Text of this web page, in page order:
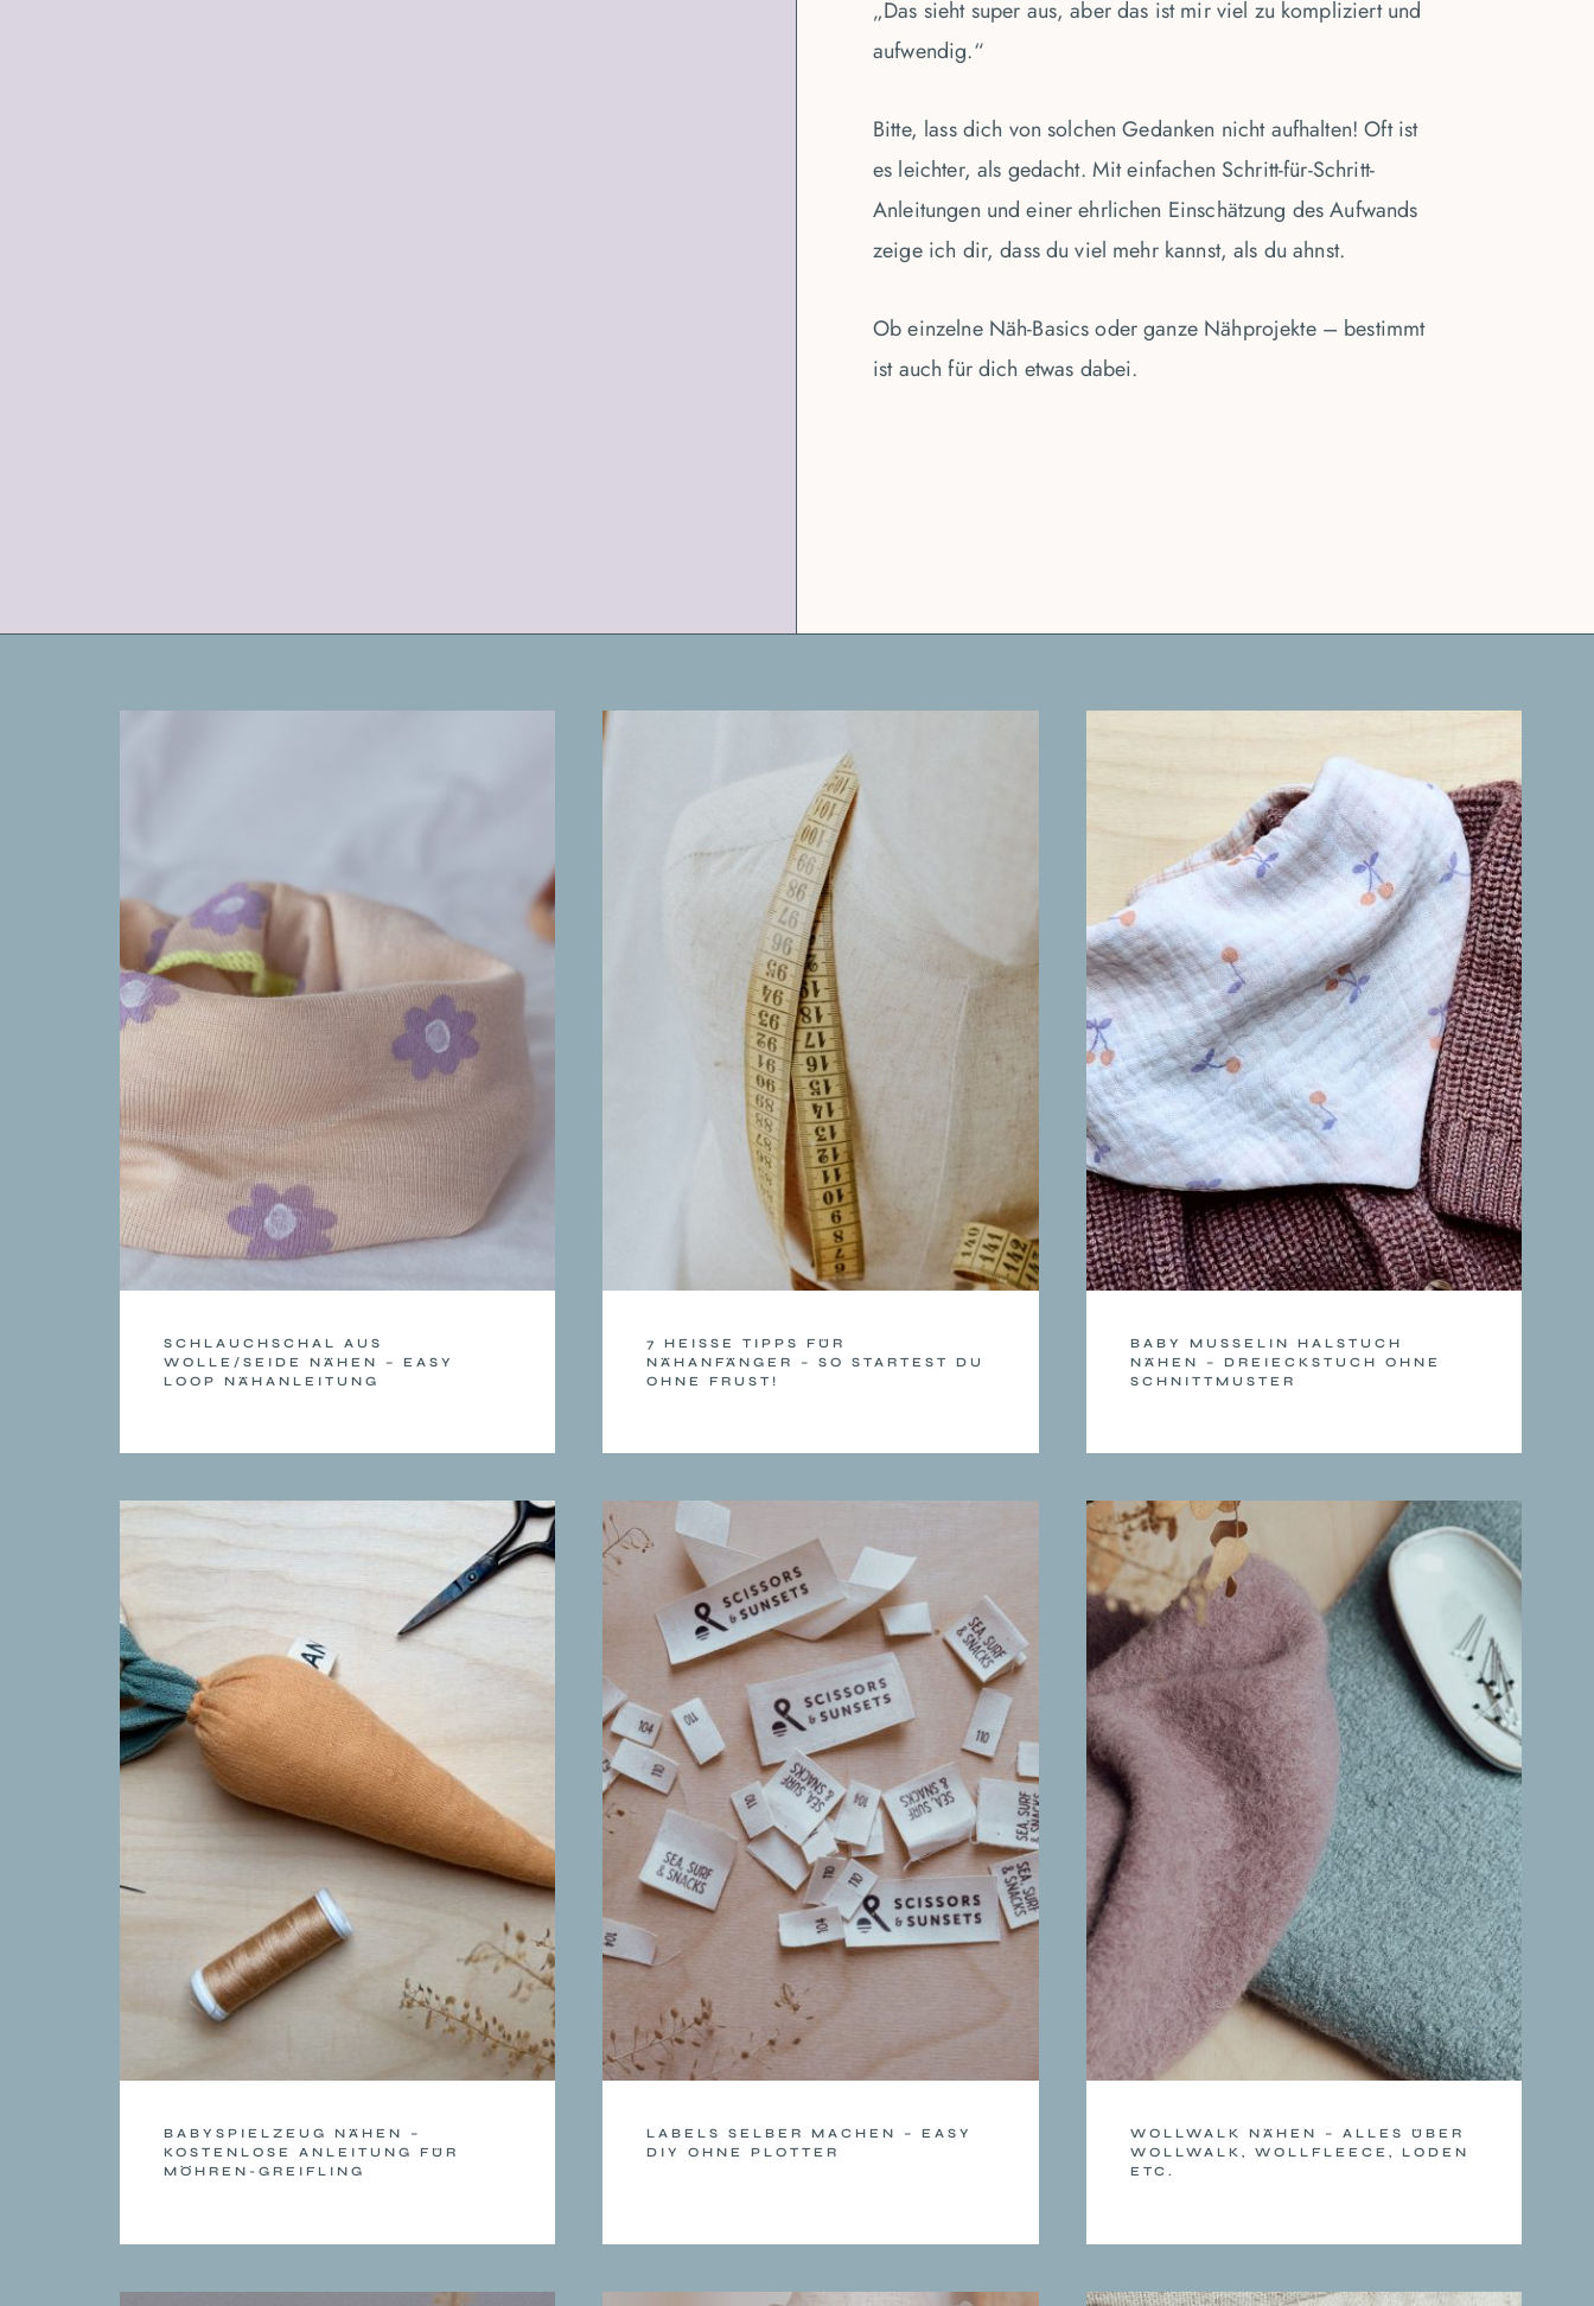
„Das sieht super aus, aber das ist mir viel zu kompliziert und
aufwendig.“
Bitte, lass dich von solchen Gedanken nicht aufhalten! Oft ist
es leichter, als gedacht. Mit einfachen Schritt-für-Schritt-
Anleitungen und einer ehrlichen Einschätzung des Aufwands
zeige ich dir, dass du viel mehr kannst, als du ahnst.
Ob einzelne Näh-Basics oder ganze Nähprojekte – bestimmt
ist auch für dich etwas dabei.
SCHLAUCHSCHAL AUS
WOLLE/SEIDE NÄHEN – EASY
LOOP NÄHANLEITUNG
7 HEISSE TIPPS FÜR N
ÄHANFÄNGER – SO STARTEST DU O
HNE FRUST!
BABY MUSSELIN HALSTUCH
NÄHEN – DREIECKSTUCH OHNE
SCHNITTMUSTER
BABYSPIELZEUG NÄHEN –
KOSTENLOSE ANLEITUNG FÜR
MÖHREN-GREIFLING
LABELS SELBER MACHEN – EASY
DIY OHNE PLOTTER
WOLLWALK NÄHEN – ALLES ÜBER
WOLLWALK, WOLLFLEECE, LODEN
ETC.